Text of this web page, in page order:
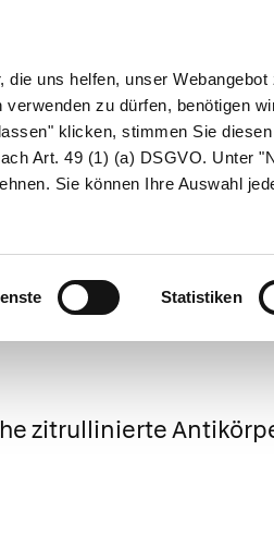
die uns helfen, unser
zu dürfen, benötigen
klicken, stimmen Sie
Art. 49 (1) (a) DSGVO. Unter
Sie können Ihre Auswahl
Statistiken
Naturheilkunde Eltern &
bei
zitrullinierte